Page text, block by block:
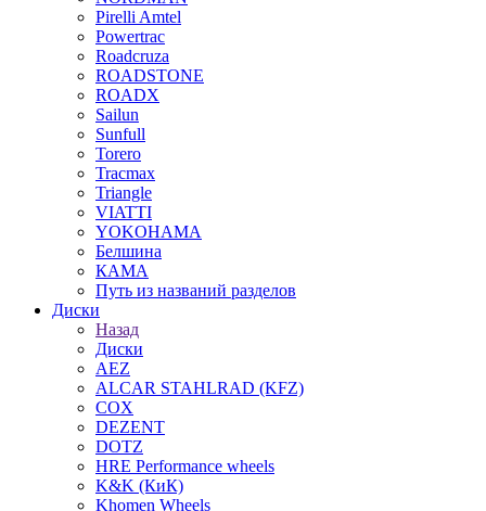
Pirelli Amtel
Powertrac
Roadcruza
ROADSTONE
ROADX
Sailun
Sunfull
Torero
Tracmax
Triangle
VIATTI
YOKOHAMA
Белшина
КАМА
Путь из названий разделов
Диски
Назад
Диски
AEZ
ALCAR STAHLRAD (KFZ)
COX
DEZENT
DOTZ
HRE Performance wheels
K&K (КиК)
Khomen Wheels